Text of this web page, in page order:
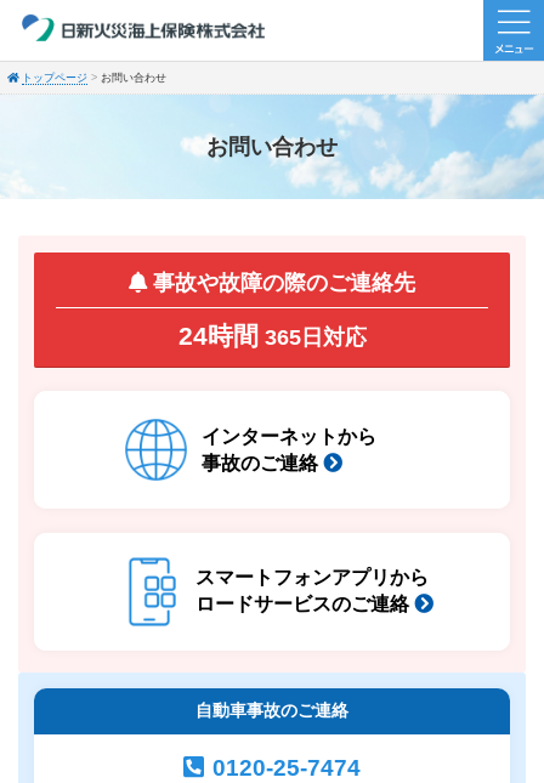
トップページ お問い合わせ
お問い合わせ
事故や故障の際のご連絡先
24時間 365日対応
インターネットから
事故のご連絡
スマートフォンアプリから
ロードサービスのご連絡
自動車事故のご連絡
0120-25-7474